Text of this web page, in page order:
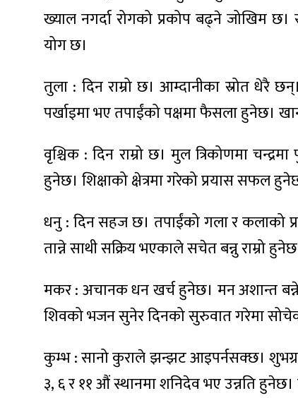
ख्याल नगर्दा रोगको प्रकोप बढ्ने जोखिम छ।
योग छ।
तुला : दिन राम्रो छ। आम्दानीका स्रोत धेरै
पर्खाइमा भए तपाईंको पक्षमा फैसला हुनेछ।
वृश्चिक : दिन राम्रो छ। मुल त्रिकोणमा
हुनेछ। शिक्षाको क्षेत्रमा गरेको प्रयास सफल
धनु : दिन सहज छ। तपाईंको गला र कलाको
तान्ने साथी सक्रिय भएकाले सचेत बन्नु राम्रो
मकर : अचानक धन खर्च हुनेछ। मन अशान्त बन्ने
शिवको भजन सुनेर दिनको सुरुवात गरेमा
कुम्भ : सानो कुराले झन्झट आइपर्नसक्छ।
३, ६ र ११ औं स्थानमा शनिदेव भए उन्नति हुनेछ।